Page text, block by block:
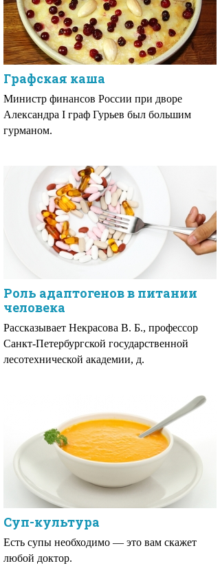
Графская каша
Министр финансов России при дворе
Александра I граф Гурьев был большим
гурманом.
Роль адаптогенов в питании
человека
Рассказывает Некрасова В. Б., профессор
Санкт-Петербургской государственной
лесотехнической академии, д.
Суп-культура
Есть супы необходимо — это вам скажет
любой доктор.